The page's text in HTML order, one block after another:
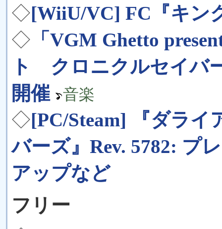
◇[WiiU/VC] FC『キン
◇ 「VGM Ghetto
ト クロニクルセイバ
開催
音楽
◇[PC/Steam] 『ダラ
バーズ』Rev. 5782: プ
アップなど
フリー